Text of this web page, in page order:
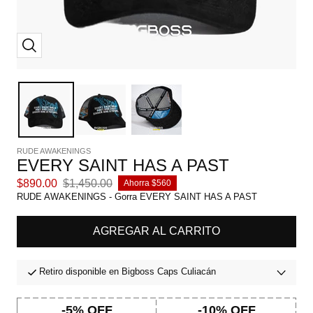
Zoom
RUDE AWAKENINGS
EVERY SAINT HAS A PAST
Precio
de
$890.00 Precio
normal
$1,450.00 Ahorra $560
RUDE AWAKENINGS - Gorra EVERY SAINT HAS A PAST
Retiro disponible en Bigboss Caps Culiacán
-5% OFF -10% OFF
AGREGAR AL CARRITO